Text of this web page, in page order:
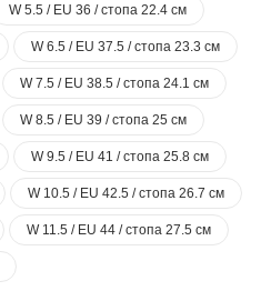
W 5.5 / EU 36 / стопа 22.4 см
W 6.5 / EU 37.5 / стопа 23.3 см
W 7.5 / EU 38.5 / стопа 24.1 см
W 8.5 / EU 39 / стопа 25 см
W 9.5 / EU 41 / стопа 25.8 см
W 10.5 / EU 42.5 / стопа 26.7 см
W 11.5 / EU 44 / стопа 27.5 см